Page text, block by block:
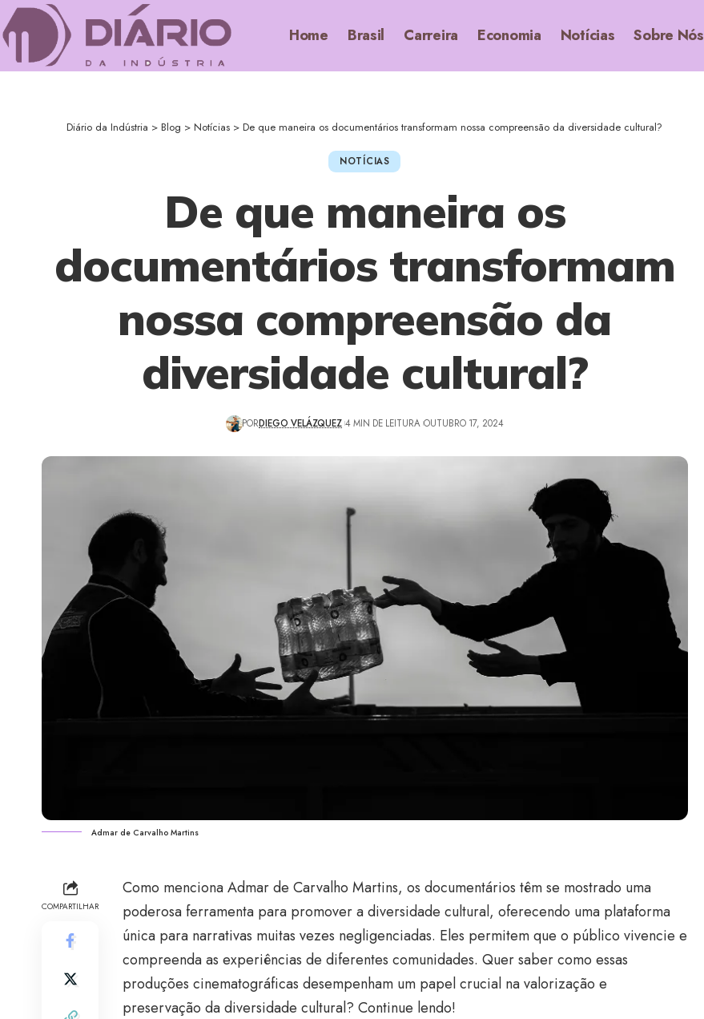
Home Brasil Carreira Economia Notícias Sobre Nós
Diário da Indústria > Blog > Notícias > De que maneira os documentários transformam nossa compreensão da diversidade cultural?
NOTÍCIAS
De que maneira os
documentários transformam
nossa compreensão da
diversidade cultural?
PORDIEGO VELÁZQUEZ 4 MIN DE LEITURA OUTUBRO 17, 2024
Admar de Carvalho Martins
COMPARTILHAR
Como menciona Admar de Carvalho Martins, os documentários têm se mostrado uma
poderosa ferramenta para promover a diversidade cultural, oferecendo uma plataforma
única para narrativas muitas vezes negligenciadas. Eles permitem que o público vivencie e
compreenda as experiências de diferentes comunidades. Quer saber como essas
produções cinematográficas desempenham um papel crucial na valorização e
preservação da diversidade cultural? Continue lendo!